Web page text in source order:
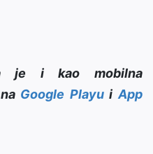
je i kao mobilna
Google PlayuiApp